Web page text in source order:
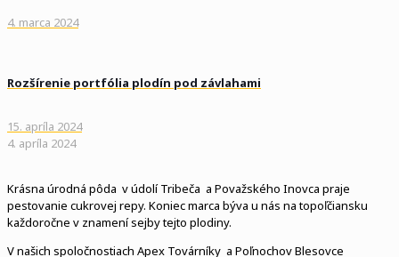
4. marca 2024
Rozšírenie portfólia plodín pod závlahami
15. apríla 2024
4. apríla 2024
Krásna úrodná pôda v údolí Tribeča a Považského Inovca praje
pestovanie cukrovej repy. Koniec marca býva u nás na topoľčiansku
každoročne v znamení sejby tejto plodiny.
V našich spoločnostiach Apex Továrníky a Poľnochov Blesovce